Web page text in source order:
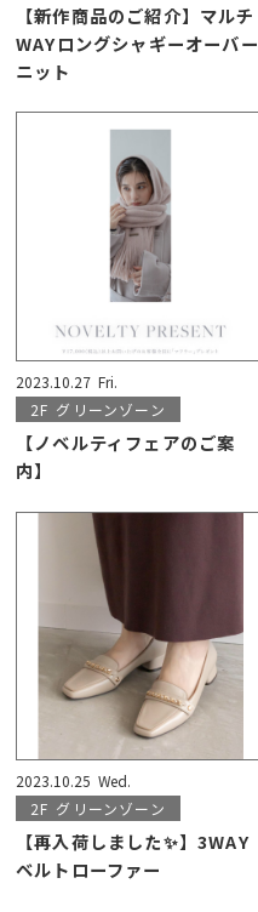
【新作商品のご紹介】マルチ
WAYロングシャギーオーバー
ニット
2023.10.27 Fri.
2F グリーンゾーン
【ノベルティフェアのご案
内】
2023.10.25 Wed.
2F グリーンゾーン
【再入荷しました✨】3WAY
ベルトローファー